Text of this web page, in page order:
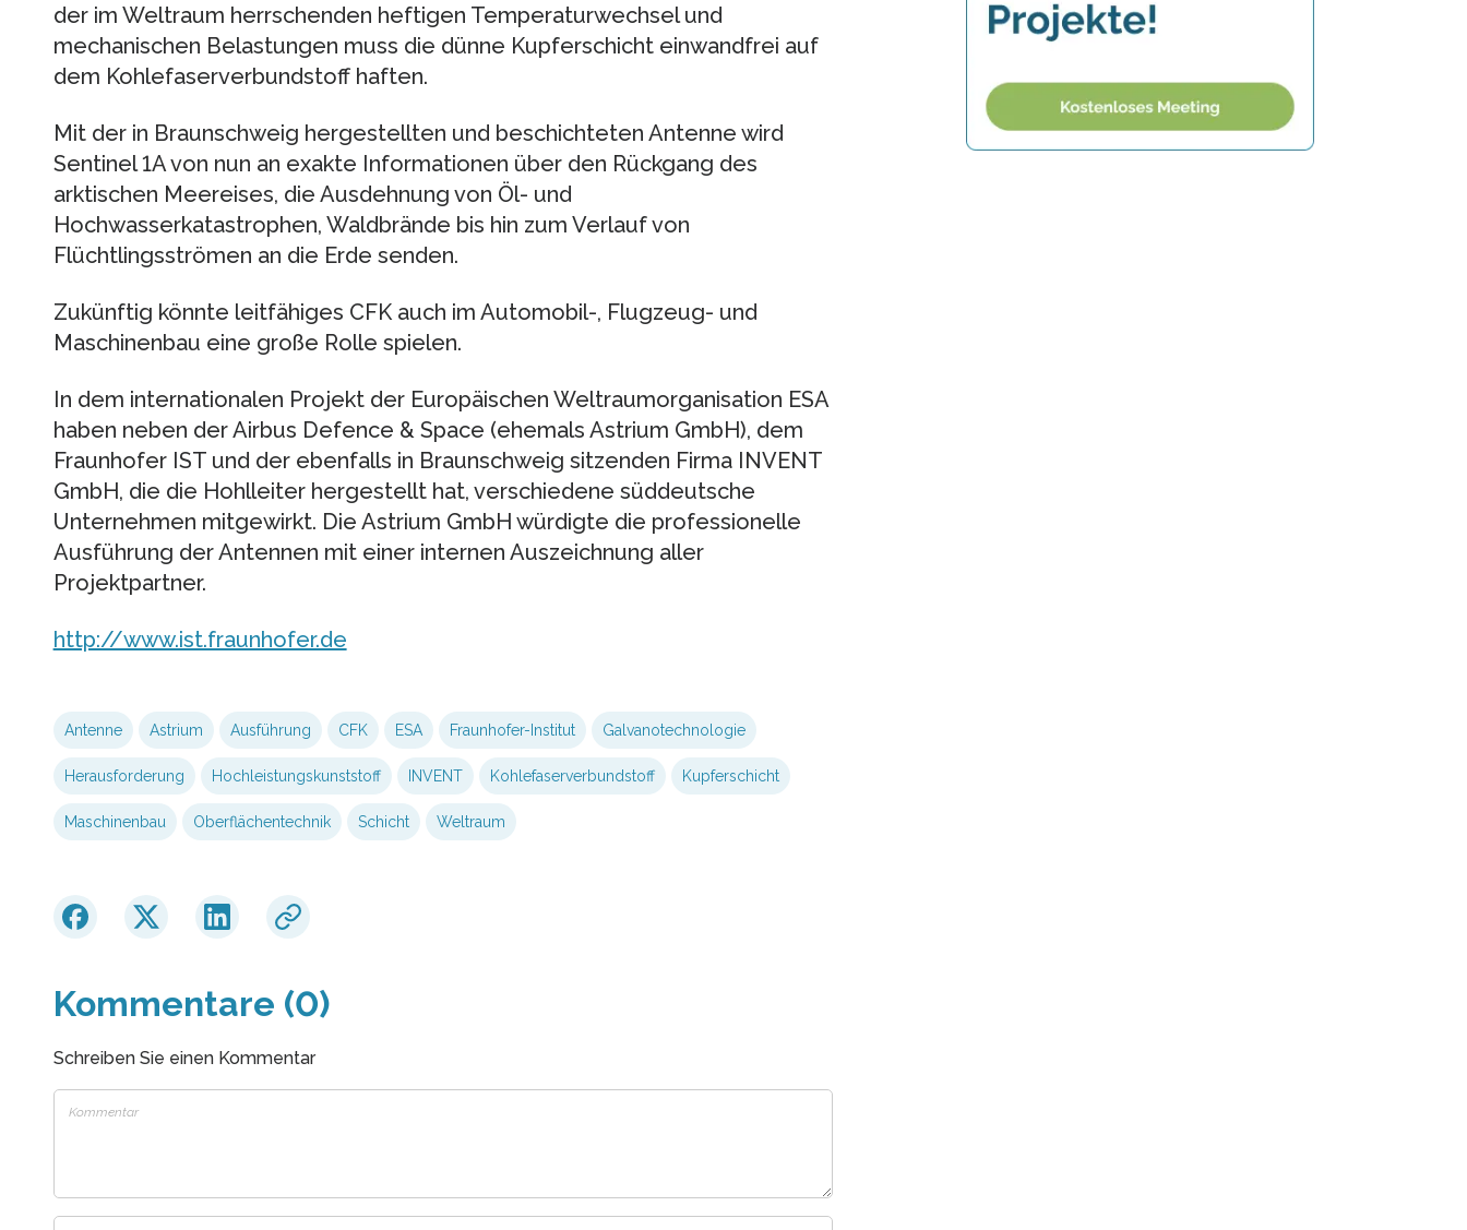
der im Weltraum herrschenden heftigen Temperaturwechsel und
mechanischen Belastungen muss die dünne Kupferschicht einwandfrei auf
dem Kohlefaserverbundstoff haften.
Mit der in Braunschweig hergestellten und beschichteten Antenne wird
Sentinel 1A von nun an exakte Informationen über den Rückgang des
arktischen Meereises, die Ausdehnung von Öl- und
Hochwasserkatastrophen, Waldbrände bis hin zum Verlauf von
Flüchtlingsströmen an die Erde senden.
Zukünftig könnte leitfähiges CFK auch im Automobil-, Flugzeug- und
Maschinenbau eine große Rolle spielen.
In dem internationalen Projekt der Europäischen Weltraumorganisation ESA
haben neben der Airbus Defence & Space (ehemals Astrium GmbH), dem
Fraunhofer IST und der ebenfalls in Braunschweig sitzenden Firma INVENT
GmbH, die die Hohlleiter hergestellt hat, verschiedene süddeutsche
Unternehmen mitgewirkt. Die Astrium GmbH würdigte die professionelle
Ausführung der Antennen mit einer internen Auszeichnung aller
Projektpartner.
http://www.ist.fraunhofer.de
Antenne Astrium Ausführung CFK ESA Fraunhofer-Institut Galvanotechnologie
Herausforderung Hochleistungskunststoff INVENT Kohlefaserverbundstoff Kupferschicht
Maschinenbau Oberflächentechnik Schicht Weltraum
Kommentare (0)
Schreiben Sie einen Kommentar